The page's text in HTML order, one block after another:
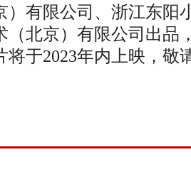
）有限公司、浙江东阳
（北京）有限公司出品
将于2023年内上映，敬